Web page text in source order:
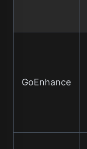
GoEnhance